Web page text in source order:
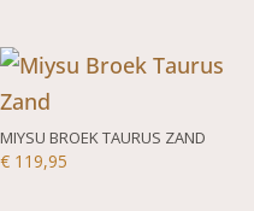
MIYSU BROEK TAURUS ZAND
€ 119,95